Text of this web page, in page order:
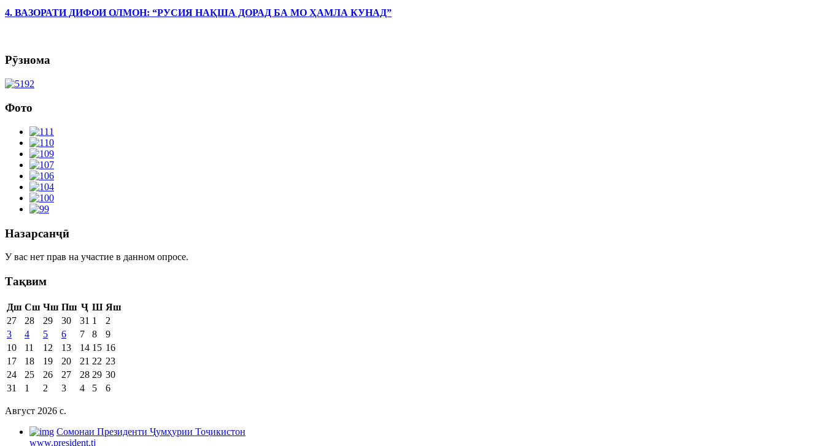
4. ВАЗОРАТИ ДИФОИ ОЛМОН: “РУСИЯ НАҚША ДОРАД БА МО ҲАМЛА КУНАД”
Рӯзнома
Фото
Назарсанҷӣ
У вас нет прав на участие в данном опросе.
Тақвим
Дш Сш Чш Пш Ҷ Ш Яш
27
28 29 30 31 1
2
3
4 5 6 7 8
9
10
11 12 13 14 15 16
17
18 19 20 21 22 23
24
25 26 27 28 29 30
31
1 2 3 4 5 6
Август 2026 c.
Cомонаи Президенти Ҷумҳурии Тоҷикистон
www.president.tj